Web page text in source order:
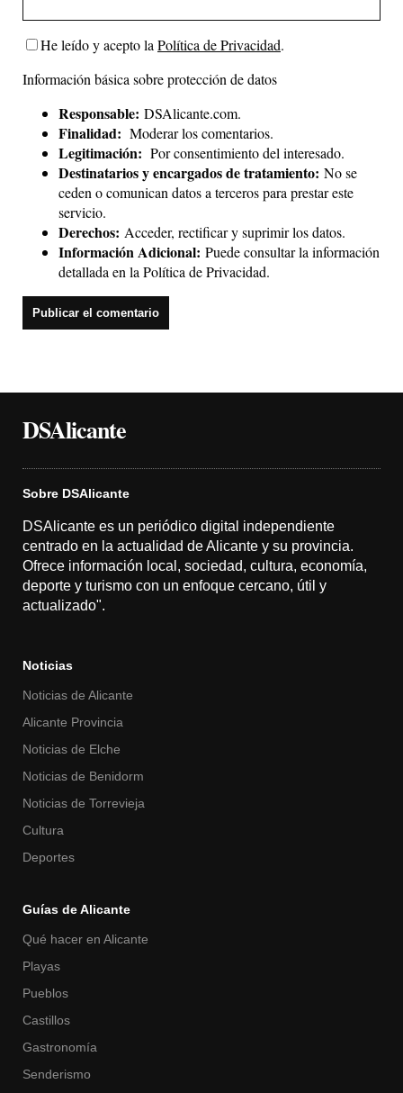
He leído y acepto laPolítica de Privacidad.
Información básica sobre protección de datos
Responsable: DSAlicante.com.
Finalidad: Moderar los comentarios.
Legitimación: Por consentimiento del interesado.
Destinatarios y encargados de tratamiento: No se
ceden o comunican datos a terceros para prestar este
servicio.
Derechos: Acceder, rectificar y suprimir los datos.
Información Adicional: Puede consultar la información
detallada en laPolítica de Privacidad.
DSAlicante
Sobre DSAlicante
DSAlicante es un periódico digital independiente
centrado en la actualidad de Alicante y su provincia.
Ofrece información local, sociedad, cultura, economía,
deporte y turismo con un enfoque cercano, útil y
actualizado".
Noticias
Noticias de Alicante
Alicante Provincia
Noticias de Elche
Noticias de Benidorm
Noticias de Torrevieja
Cultura
Deportes
Guías de Alicante
Qué hacer en Alicante
Playas
Pueblos
Castillos
Gastronomía
Senderismo